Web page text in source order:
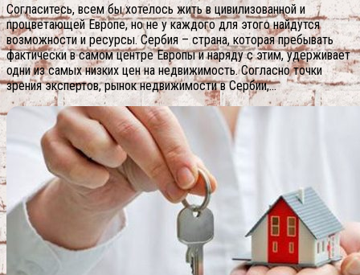
Согласитесь, всем бы хотелось жить в цивилизованной и
процветающей Европе, но не у каждого для этого найдутся
возможности и ресурсы. Сербия – страна, которая пребывать
фактически в самом центре Европы и наряду с этим, удерживает
одни из самых низких цен на недвижимость. Согласно точки
зрения экспертов, рынок недвижимости в Сербии,...